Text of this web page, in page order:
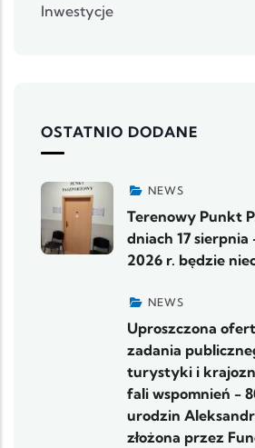
Inwestycje
OSTATNIO DODANE
NEWS
Terenowy Punkt
dniach 17
2026 r. będzie
NEWS
Uproszczona
zadania
turystyki i
fali wspomnień -
urodzin
złożona przez